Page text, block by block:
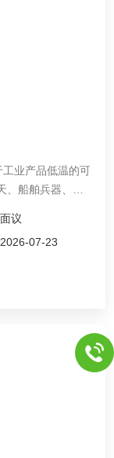
业产品低温的可
船舶兵器、高
面议
2026-07-23